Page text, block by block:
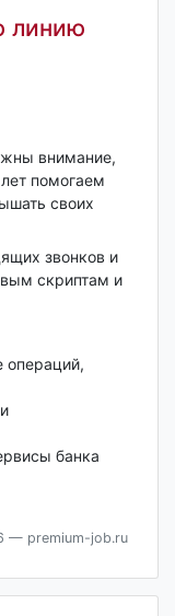
линию
внимание,
помогаем
своих
звонков и
скриптам и
операций,
банка
— premium-job.ru